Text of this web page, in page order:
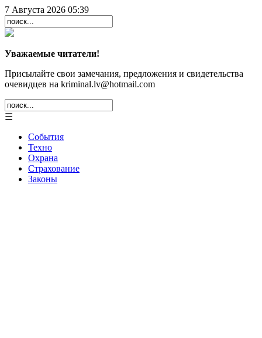
7 Августа 2026 05:39
Уважаемые читатели!
Присылайте свои замечания, предложения и свидетельства
очевидцев на kriminal.lv@hotmail.com
☰
События
Техно
Охрана
Страхование
Законы